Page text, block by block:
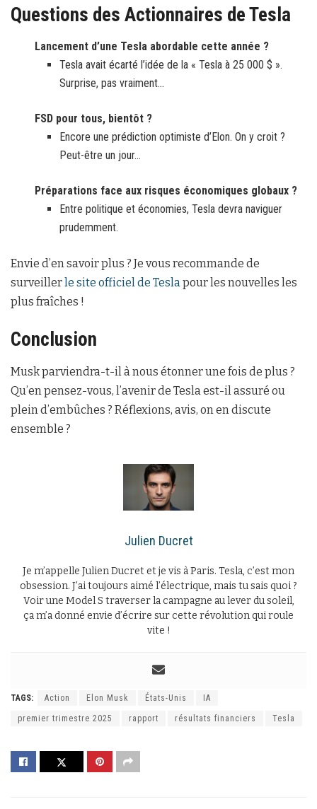
Questions des Actionnaires de Tesla
Lancement d’une Tesla abordable cette année ?
Tesla avait écarté l’idée de la « Tesla à 25 000 $ ».
Surprise, pas vraiment…
FSD pour tous, bientôt ?
Encore une prédiction optimiste d’Elon. On y croit ?
Peut-être un jour…
Préparations face aux risques économiques globaux ?
Entre politique et économies, Tesla devra naviguer
prudemment.
Envie d’en savoir plus ? Je vous recommande de
surveillerle site officiel de Tesla pour les nouvelles les
plus fraîches !
Conclusion
Musk parviendra-t-il à nous étonner une fois de plus ?
Qu’en pensez-vous, l’avenir de Tesla est-il assuré ou
plein d’embûches ? Réflexions, avis, on en discute
ensemble ?
Julien Ducret
Je m’appelle Julien Ducret et je vis à Paris. Tesla, c’est mon
obsession. J’ai toujours aimé l’électrique, mais tu sais quoi ?
Voir une Model S traverser la campagne au lever du soleil,
ça m’a donné envie d’écrire sur cette révolution qui roule
vite !
TAGS: Action Elon Musk États-Unis IA
premier trimestre 2025 rapport résultats financiers Tesla